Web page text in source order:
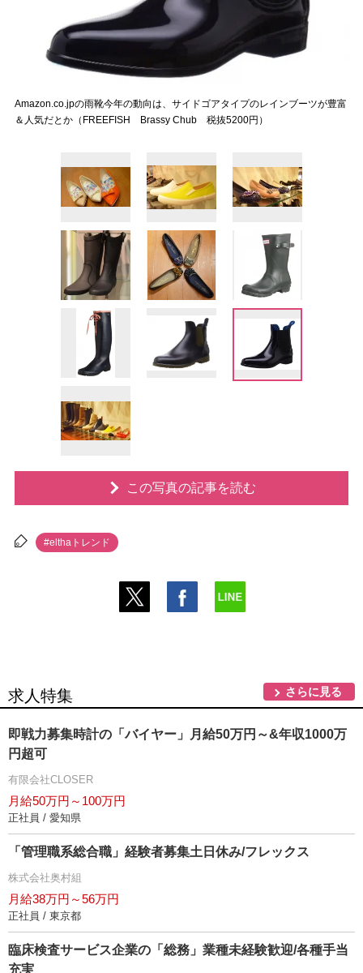
Amazon.co.jpの雨靴今年の動向は、サイドゴアタイプのレインブーツが豊富
＆人気だとか（FREEFISH Brassy Chub 税抜5200円）
この写真の記事を読む
#elthaトレンド
求人特集 さらに見る
即戦力募集時計の「バイヤー」月給50万円～&年収1000万
円超可
有限会社CLOSER
月給50万円～100万円
正社員 / 愛知県
「管理職系総合職」経験者募集土日休み/フレックス
株式会社奥村組
月給38万円～56万円
正社員 / 東京都
臨床検査サービス企業の「総務」業種未経験歓迎/各種手当
充実